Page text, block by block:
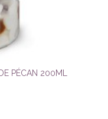
PÉCAN 200ML